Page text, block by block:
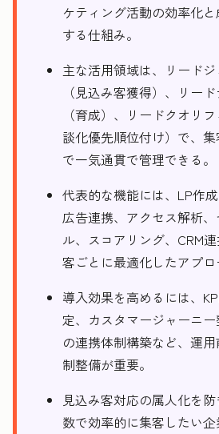
ケティング活動の効率化
する仕組み。
主な活用領域は、リード
（見込み客獲得）、リー
（育成）、リードクオリ
談化優先順位付け）で、
で一気通貫で管理できる。
代表的な機能には、LP作成
広告連携、アクセス解析
ル、スコアリング、CRM
客ごとに最適化したアプロ
導入効果を高めるには、
定、カスタマージャーニ
の連携体制構築など、運
制整備が重要。
見込み客対応の属人化を
数で効率的に集客したい